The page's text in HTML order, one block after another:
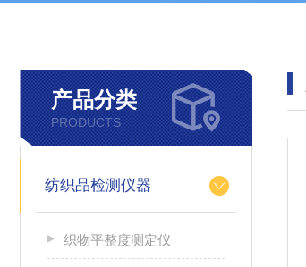
产品分类
PRODUCTS
纺织品检测仪器
织物平整度测定仪